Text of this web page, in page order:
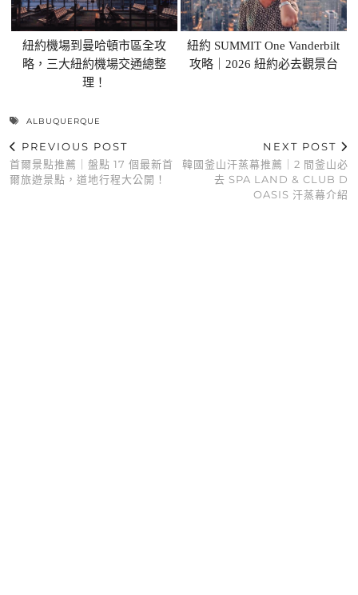
紐約機場到曼哈頓市區全攻
略，三大紐約機場交通總整
理！
紐約 SUMMIT One Vanderbilt
攻略｜2026 紐約必去觀景台
ALBUQUERQUE
PREVIOUS POST
首爾景點推薦｜盤點 17 個最新首
爾旅遊景點，道地行程大公開！
NEXT POST
韓國釜山汗蒸幕推薦｜2 間釜山必
去 SPA LAND & CLUB D
OASIS 汗蒸幕介紹